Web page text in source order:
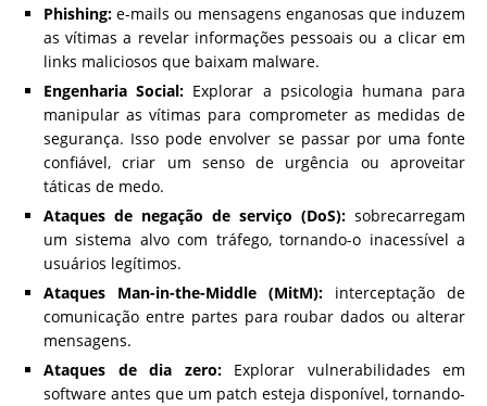
Phishing: e-mails ou mensagens enganosas que induzem
as vítimas a revelar informações pessoais ou a clicar em
links maliciosos que baixam malware.
Engenharia Social: Explorar a psicologia humana para
manipular as vítimas para comprometer as medidas de
segurança. Isso pode envolver se passar por uma fonte
confiável, criar um senso de urgência ou aproveitar
táticas de medo.
Ataques de negação de serviço (DoS): sobrecarregam
um sistema alvo com tráfego, tornando-o inacessível a
usuários legítimos.
Ataques Man-in-the-Middle (MitM): interceptação de
comunicação entre partes para roubar dados ou alterar
mensagens.
Ataques de dia zero:Explorar vulnerabilidades em
software antes que um patch esteja disponível, tornando-